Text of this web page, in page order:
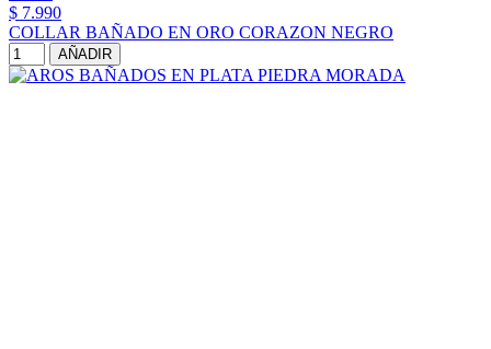
$ 7.990
COLLAR BAÑADO EN ORO CORAZON NEGRO
AÑADIR